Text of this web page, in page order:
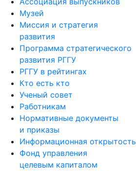
Музей
Миссия и стратегия
развития
Программа стратегического
развития РГГУ
РГГУ в рейтингах
Кто есть кто
Ученый совет
Работникам
Нормативные документы
и приказы
Информационная открытость
Фонд управления
целевым капиталом